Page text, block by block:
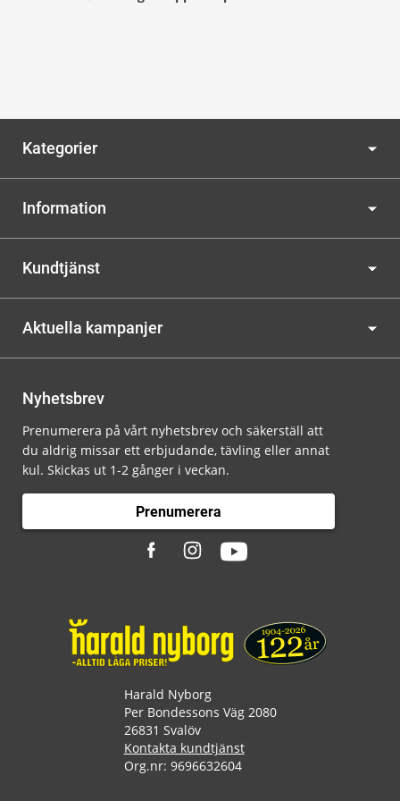
Kategorier
Information
Kundtjänst
Aktuella kampanjer
Nyhetsbrev
Prenumerera på vårt nyhetsbrev och säkerställ att
du aldrig missar ett erbjudande, tävling eller annat
kul. Skickas ut 1-2 gånger i veckan.
Prenumerera
Harald Nyborg
Per Bondessons Väg 2080
26831 Svalöv
Kontakta kundtjänst
Org.nr: 9696632604